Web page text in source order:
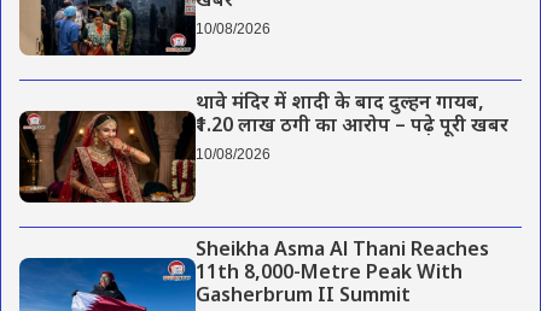
10/08/2026
थावे मंदिर में शादी के बाद दुल्हन गायब,
₹1.20 लाख ठगी का आरोप – पढ़े पूरी खबर
10/08/2026
Sheikha Asma Al Thani Reaches
11th 8,000-Metre Peak With
Gasherbrum II Summit